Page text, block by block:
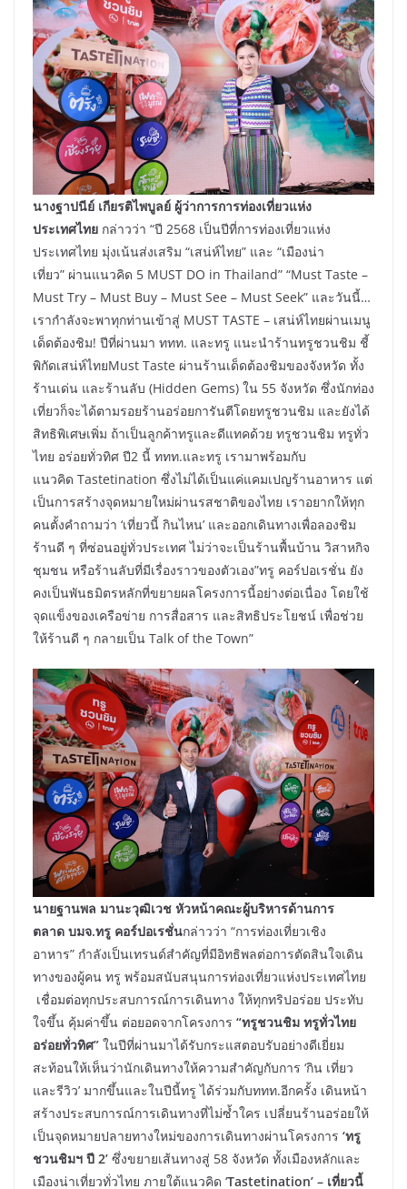
นางฐาปนีย์ เกียรติไพบูลย์ ผู้ว่าการการท่องเที่ยวแห่ง
ประเทศไทย กล่าวว่า “ปี 2568 เป็นปีที่การท่องเที่ยวแห่ง
ประเทศไทย มุ่งเน้นส่งเสริม “เสน่ห์ไทย” และ “เมืองน่า
เที่ยว” ผ่านแนวคิด 5 MUST DO in Thailand” “Must Taste –
Must Try – Must Buy – Must See – Must Seek” และวันนี้…
เรากำลังจะพาทุกท่านเข้าสู่ MUST TASTE – เสน่ห์ไทยผ่านเมนู
เด็ดต้องชิม! ปีที่ผ่านมา ททท. และทรู แนะนำร้านทรูชวนชิม ชี้
พิกัดเสน่ห์ไทยMust Taste ผ่านร้านเด็ดต้องชิมของจังหวัด ทั้ง
ร้านเด่น และร้านลับ (Hidden Gems) ใน 55 จังหวัด ซึ่งนักท่อง
เที่ยวก็จะได้ตามรอยร้านอร่อยการันตีโดยทรูชวนชิม และยังได้
สิทธิพิเศษเพิ่ม ถ้าเป็นลูกค้าทรูและดีแทคด้วย ทรูชวนชิม ทรูทั่ว
ไทย อร่อยทั่วทิศ ปี2 นี้ ททท.และทรู เรามาพร้อมกับ
แนวคิด Tastetination ซึ่งไม่ได้เป็นแค่แคมเปญร้านอาหาร แต่
เป็นการสร้างจุดหมายใหม่ผ่านรสชาติของไทย เราอยากให้ทุก
คนตั้งคำถามว่า ‘เที่ยวนี้ กินไหน’ และออกเดินทางเพื่อลองชิม
ร้านดี ๆ ที่ซ่อนอยู่ทั่วประเทศ ไม่ว่าจะเป็นร้านพื้นบ้าน วิสาหกิจ
ชุมชน หรือร้านลับที่มีเรื่องราวของตัวเอง”ทรู คอร์ปอเรชั่น ยัง
คงเป็นพันธมิตรหลักที่ขยายผลโครงการนี้อย่างต่อเนื่อง โดยใช้
จุดแข็งของเครือข่าย การสื่อสาร และสิทธิประโยชน์ เพื่อช่วย
ให้ร้านดี ๆ กลายเป็น Talk of the Town”
นายฐานพล มานะวุฒิเวช หัวหน้าคณะผู้บริหารด้านการ
ตลาด บมจ.ทรู คอร์ปอเรชั่นกล่าวว่า “การท่องเที่ยวเชิง
อาหาร” กำลังเป็นเทรนด์สำคัญที่มีอิทธิพลต่อการตัดสินใจเดิน
ทางของผู้คน ทรู พร้อมสนับสนุนการท่องเที่ยวแห่งประเทศไทย
เชื่อมต่อทุกประสบการณ์การเดินทาง ให้ทุกทริปอร่อย ประทับ
ใจขึ้น คุ้มค่าขึ้น ต่อยอดจากโครงการ “ทรูชวนชิม ทรูทั่วไทย
อร่อยทั่วทิศ” ในปีที่ผ่านมาได้รับกระแสตอบรับอย่างดีเยี่ยม
สะท้อนให้เห็นว่านักเดินทางให้ความสำคัญกับการ ‘กิน เที่ยว
และรีวิว’ มากขึ้นและในปีนี้ทรู ได้ร่วมกับททท.อีกครั้ง เดินหน้า
สร้างประสบการณ์การเดินทางที่ไม่ซ้ำใคร เปลี่ยนร้านอร่อยให้
เป็นจุดหมายปลายทางใหม่ของการเดินทางผ่านโครงการ ‘ทรู
ชวนชิมฯ ปี 2’ ซึ่งขยายเส้นทางสู่ 58 จังหวัด ทั้งเมืองหลักและ
เมืองน่าเที่ยวทั่วไทย ภายใต้แนวคิด ‘Tastetination’ – เที่ยวนี้